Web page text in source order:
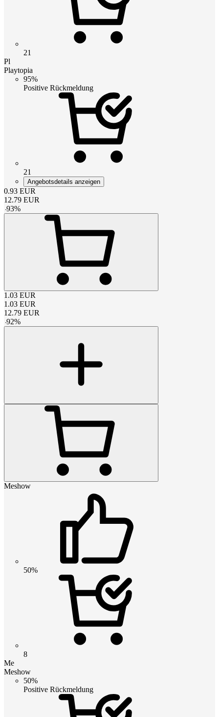
21
Pl
Playtopia
95%
Positive Rückmeldung
21
Angebotsdetails anzeigen
0.93 EUR
12.79 EUR
-93%
1.03 EUR
1.03 EUR
12.79 EUR
-92%
Meshow
50%
8
Me
Meshow
50%
Positive Rückmeldung